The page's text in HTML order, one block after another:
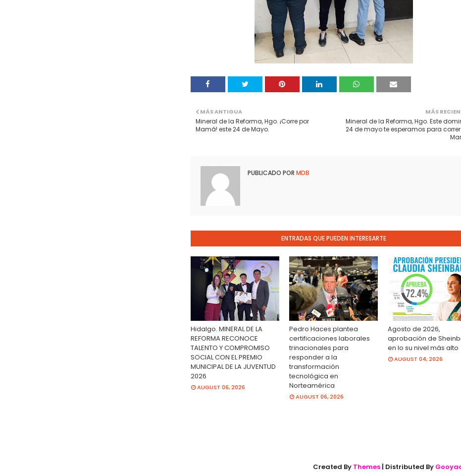
MÁS
Mineral de la Reforma, Hgo. Este
24 de mayo te esperamos para
MÁS ANTIGUA
Mineral de la Reforma, Hgo. ¡Corre por
Mamá! este 24 de Mayo.
PUBLICADO POR MDB
ENTRADAS QUE PUEDEN INTERESARTE
Hidalgo. MINERAL DE LA
REFORMA RECONOCE
TALENTO Y COMPROMISO
SOCIAL CON EL PREMIO
MUNICIPAL DE LA JUVENTUD
2026
AUGUST 06, 2026
Pedro Haces plantea
certificaciones laborales
trinacionales para
responder a la
transformación
tecnológica en
Norteamérica
AUGUST 06, 2026
Agosto de 2026,
aprobación de
en lo su nivel más alto
AUGUST 04, 2026
Created By Themes| Distributed By